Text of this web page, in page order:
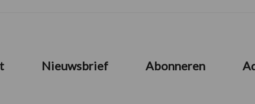
Nieuwsbrief Abonneren